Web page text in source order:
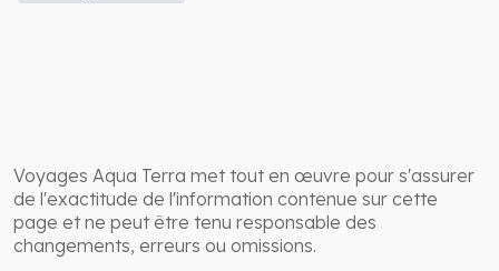
Voyages Aqua Terra met tout en œuvre pour s'assurer
de l'exactitude de l'information contenue sur cette
page et ne peut être tenu responsable des
changements, erreurs ou omissions.